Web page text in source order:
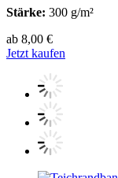
Stärke: 300 g/m²
ab 8,00 €
Jetzt kaufen